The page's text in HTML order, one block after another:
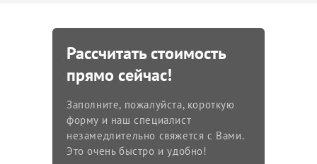
Рассчитать стоимость
прямо сейчас!
Заполните, пожалуйста, короткую
форму и наш специалист
незамедлительно свяжется с Вами.
Это очень быстро и удобно!